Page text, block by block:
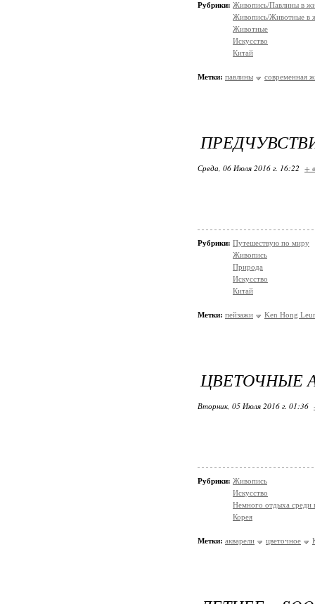
Рубрики: Живопись/Павлины в
Живопись/Животные в
Животные
Искусство
Китай
Метки: павлины современная
Среда, 06 Июля 2016 г. 16:22 +
Рубрики: Путешествую по миру
Живопись
Природа
Искусство
Китай
Метки: пейзажи Ken Hong
ЦВЕТОЧНЫЕ
Вторник, 05 Июля 2016 г. 01:36
Рубрики: Живопись
Искусство
Немного отдыха среди
Корея
Метки: акварели цветочное